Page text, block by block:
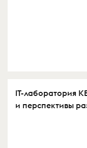
IT-лаборатория
и перспективы